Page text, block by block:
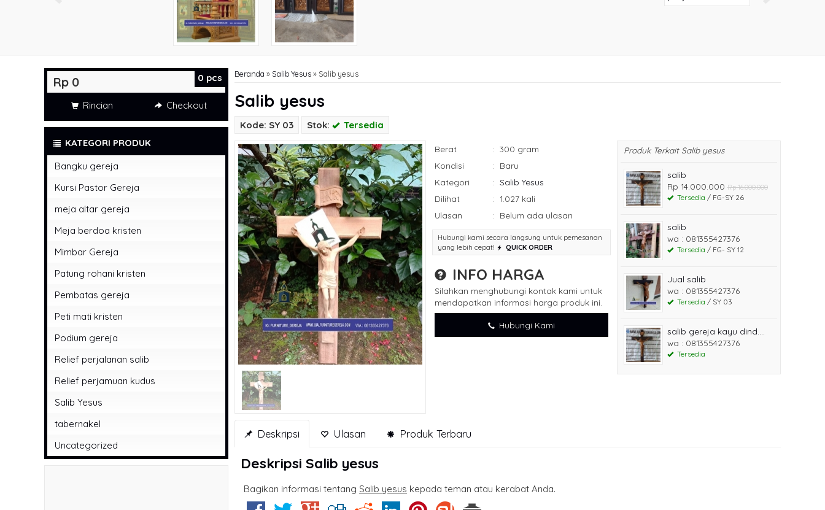
Beranda » Salib Yesus» Salib yesus
Salib yesus
Kode: SY 03 Stok: Tersedia
Berat : 300 gram
Kondisi
: Baru
Kategori
: Salib Yesus
Dilihat
: 1.027 kali
Ulasan
: Belum ada ulasan
Hubungi kami secara langsung untuk pemesanan
yang lebih cepat!
QUICK ORDER
INFO HARGA
Silahkan menghubungi kontak kami untuk
mendapatkan informasi harga produk ini.
Hubungi Kami
Produk Terkait Salib yesus
salib
Rp 14.000.000 Rp 16.000.000
Tersedia / FG-SY 26
salib
wa : 081355427376
Tersedia / FG- SY 12
Jual salib
wa : 081355427376
Tersedia / SY 03
salib gereja kayu dind....
wa : 081355427376
Tersedia
Deskripsi Ulasan Produk Terbaru
Deskripsi Salib yesus
Bagikan informasi tentang Salib yesus kepada teman atau kerabat Anda.
0 pcs
Rp 0
Rincian Checkout
KATEGORI PRODUK
Bangku gereja
Kursi Pastor Gereja
meja altar gereja
Meja berdoa kristen
Mimbar Gereja
Patung rohani kristen
Pembatas gereja
Peti mati kristen
Podium gereja
Relief perjalanan salib
Relief perjamuan kudus
Salib Yesus
tabernakel
Uncategorized